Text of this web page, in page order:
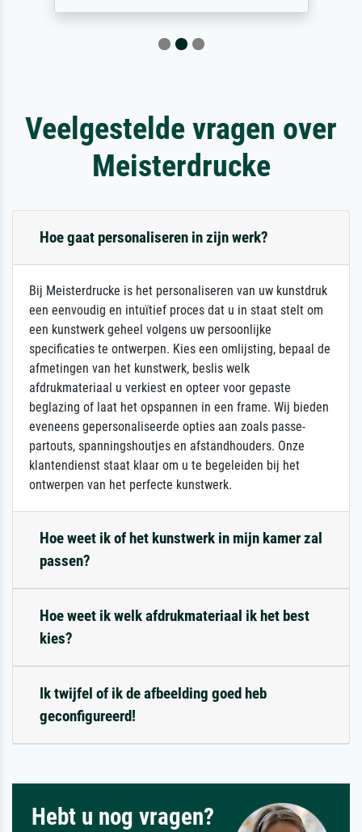
Veelgestelde vragen over
Meisterdrucke
Hoe gaat personaliseren in zijn werk?
Bij Meisterdrucke is het personaliseren van uw kunstdruk
een eenvoudig en intuïtief proces dat u in staat stelt om
een kunstwerk geheel volgens uw persoonlijke
specificaties te ontwerpen. Kies een omlijsting, bepaal de
afmetingen van het kunstwerk, beslis welk
afdrukmateriaal u verkiest en opteer voor gepaste
beglazing of laat het opspannen in een frame. Wij bieden
eveneens gepersonaliseerde opties aan zoals passe-
partouts, spanningshoutjes en afstandhouders. Onze
klantendienst staat klaar om u te begeleiden bij het
ontwerpen van het perfecte kunstwerk.
Hoe weet ik of het kunstwerk in mijn kamer zal
passen?
Hoe weet ik welk afdrukmateriaal ik het best
kies?
Ik twijfel of ik de afbeelding goed heb
geconfigureerd!
Hebt u nog vragen?